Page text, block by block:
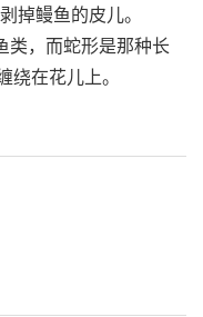
掉鳗鱼的皮儿。
类，而蛇形是那种长
绕在花儿上。